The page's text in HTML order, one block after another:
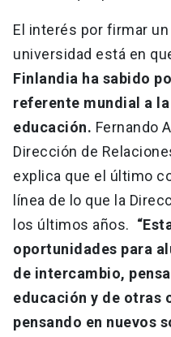
El interés por firmar
universidad está en
Finlandia ha sabido
referente mundial a
educación. Fernando
Dirección de
explica que el último
línea de lo que la
los últimos años.
oportunidades para
de intercambio,
educación y de otras
pensando en nuevos